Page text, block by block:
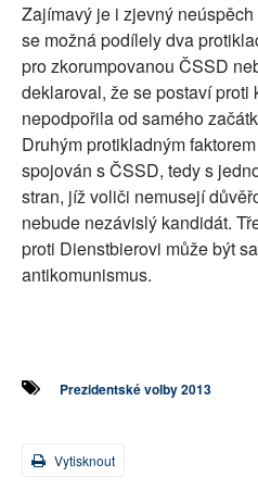
Zajímavý je i zjevný
se možná podílely dva
pro zkorumpovanou ČSSD
deklaroval, že se postaví proti
nepodpořila od samého
Druhým protikladným
spojován s ČSSD, tedy s
stran, jíž voliči nemusejí
nebude nezávislý kandidát.
proti Dienstbierovi může být
antikomunismus.
Prezidentské volby 2013
Vytisknout